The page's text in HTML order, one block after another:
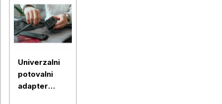
Univerzalni
potovalni
adapter